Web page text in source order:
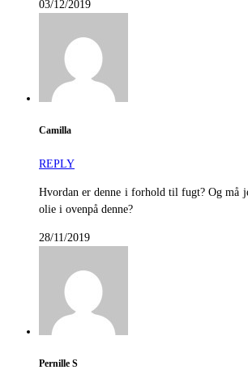
03/12/2019
Camilla
REPLY
Hvordan er denne i forhold til fugt? Og må
olie i ovenpå denne?
28/11/2019
Pernille S